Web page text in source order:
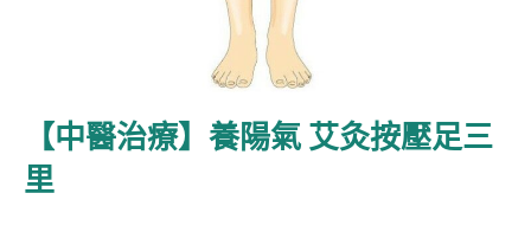
【中醫治療】養陽氣 艾灸按壓足三
里